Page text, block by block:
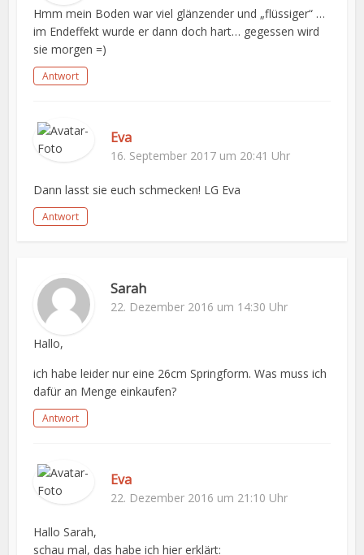
Hmm mein Boden war viel glänzender und „flüssiger“ …
im Endeffekt wurde er dann doch hart… gegessen wird
sie morgen =)
Antwort
Eva
16. September 2017 um 20:41 Uhr
Dann lasst sie euch schmecken! LG Eva
Antwort
Sarah
22. Dezember 2016 um 14:30 Uhr
Hallo,
ich habe leider nur eine 26cm Springform. Was muss ich
dafür an Menge einkaufen?
Antwort
Eva
22. Dezember 2016 um 21:10 Uhr
Hallo Sarah,
schau mal, das habe ich hier erklärt: